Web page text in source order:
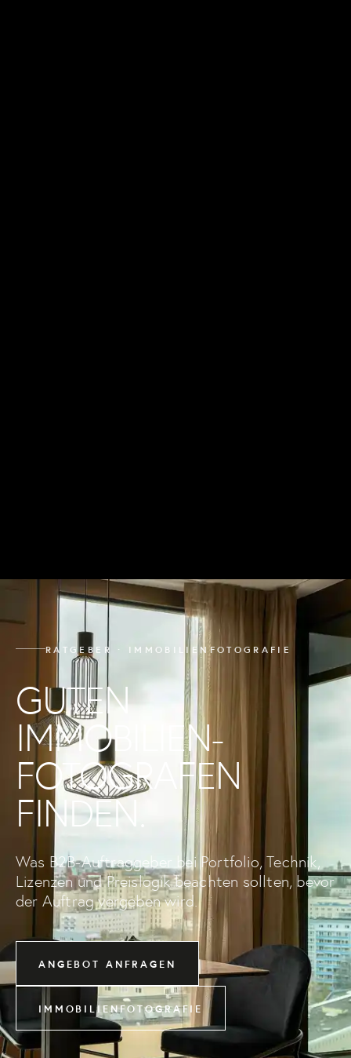
RATGEBER · IMMOBILIENFOTOGRAFIE
GUTEN
IMMOBILIEN­
FOTOGRAFEN
FINDEN.
Was B2B-Auftraggeber bei Portfolio, Technik,
Lizenzen und Preislogik beachten sollten, bevor
der Auftrag vergeben wird.
ANGEBOT ANFRAGEN
IMMOBILIENFOTOGRAFIE